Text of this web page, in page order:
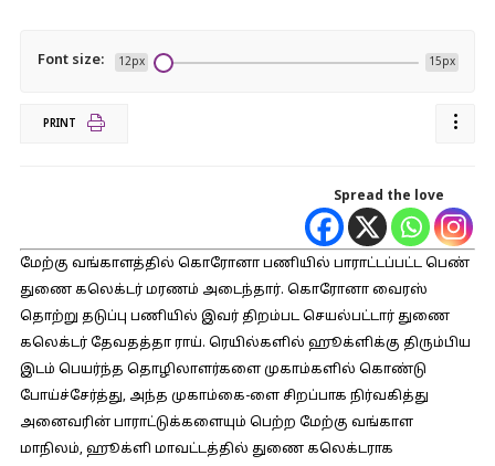
Font size: 12px 15px
PRINT
Spread the love
மேற்கு வங்காளத்தில் கொரோனா பணியில் பாராட்டப்பட்ட பெண்
துணை கலெக்டர் மரணம் அடைந்தார். கொரோனா வைரஸ்
தொற்று தடுப்பு பணியில் இவர் திறம்பட செயல்பட்டார் துணை
கலெக்டர் தேவதத்தா ராய். ரெயில்களில் ஹூக்ளிக்கு திரும்பிய
இடம் பெயர்ந்த தொழிலாளர்களை முகாம்களில் கொண்டு
போய்ச்சேர்த்து, அந்த முகாம்கை-ளை சிறப்பாக நிர்வகித்து
அனைவரின் பாராட்டுக்களையும் பெற்ற மேற்கு வங்காள
மாநிலம், ஹூக்ளி மாவட்டத்தில் துணை கலெக்டராக